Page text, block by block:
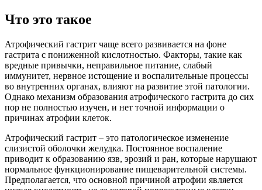
Что это такое
Атрофический гастрит чаще всего развивается на фоне
гастрита с пониженной кислотностью. Факторы, такие как
вредные привычки, неправильное питание, слабый
иммунитет, нервное истощение и воспалительные процессы
во внутренних органах, влияют на развитие этой патологии.
Однако механизм образования атрофического гастрита до сих
пор не полностью изучен, и нет точной информации о
причинах атрофии клеток.
Атрофический гастрит – это патологическое изменение
слизистой оболочки желудка. Постоянное воспаление
приводит к образованию язв, эрозий и ран, которые нарушают
нормальное функционирование пищеварительной системы.
Предполагается, что основной причиной атрофии является